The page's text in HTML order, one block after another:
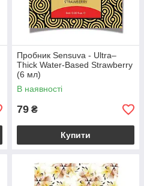
Пробник Sensuva - Ultra–
Thick Water-Based Strawberry
(6 мл)
В наявності
79 ₴
Купити